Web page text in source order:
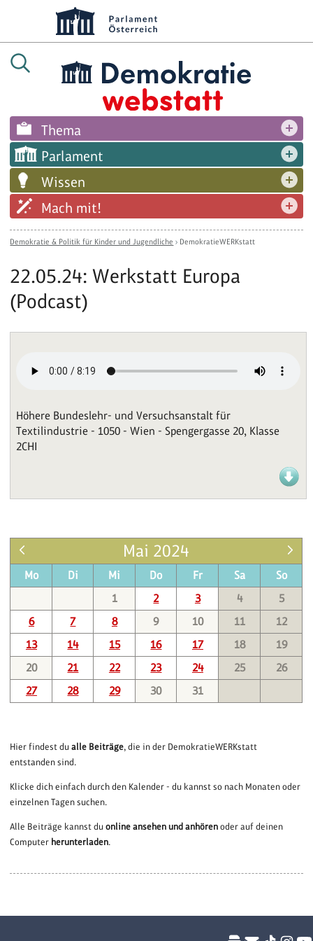
Thema
Parlament
Wissen
Mach mit!
Demokratie & Politik für Kinder und Jugendliche › DemokratieWERKstatt
22.05.24: Werkstatt Europa
(Podcast)
Höhere Bundeslehr- und Versuchsanstalt für
Textilindustrie - 1050 - Wien - Spengergasse 20, Klasse
2CHI
Mai 2024
Mo Di Mi Do Fr Sa
So
1
2 3 4
5
6
7 8 9 10 11
12
13
14 15 16 17 18
19
20
21 22 23 24 25
26
27
28 29 30 31
Hier findest dualle Beiträge, die in der DemokratieWERKstatt
entstanden sind.
Klicke dich einfach durch den Kalender - du kannst so nach Monaten oder
einzelnen Tagen suchen.
Alle Beiträge kannst duonline ansehen und anhören oder auf deinen
Computer herunterladen.